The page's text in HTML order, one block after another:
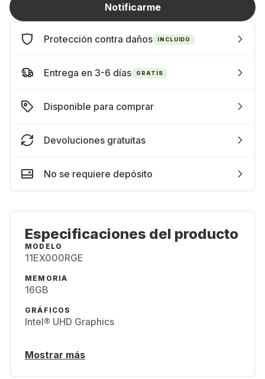
Notificarme
Protección contra daños INCLUIDO
Entrega en 3-6 días GRATIS
Disponible para comprar
Devoluciones gratuitas
No se requiere depósito
Especificaciones del producto
MODELO
11EX000RGE
MEMORIA
16GB
GRÁFICOS
Intel® UHD Graphics
Mostrar más